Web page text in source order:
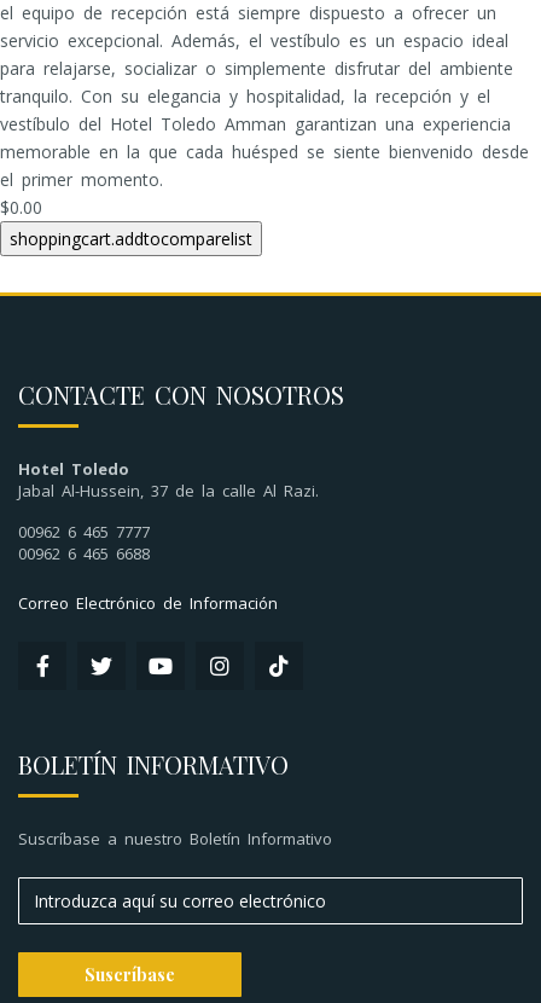
el equipo de recepción está siempre dispuesto a ofrecer un
servicio excepcional. Además, el vestíbulo es un espacio ideal
para relajarse, socializar o simplemente disfrutar del ambiente
tranquilo. Con su elegancia y hospitalidad, la recepción y el
vestíbulo del Hotel Toledo Amman garantizan una experiencia
memorable en la que cada huésped se siente bienvenido desde
el primer momento.
$0.00
CONTACTE CON NOSOTROS
Hotel Toledo
Jabal Al-Hussein, 37 de la calle Al Razi.
00962 6 465 7777
00962 6 465 6688
Correo Electrónico de Información
BOLETÍN INFORMATIVO
Suscríbase a nuestro Boletín Informativo